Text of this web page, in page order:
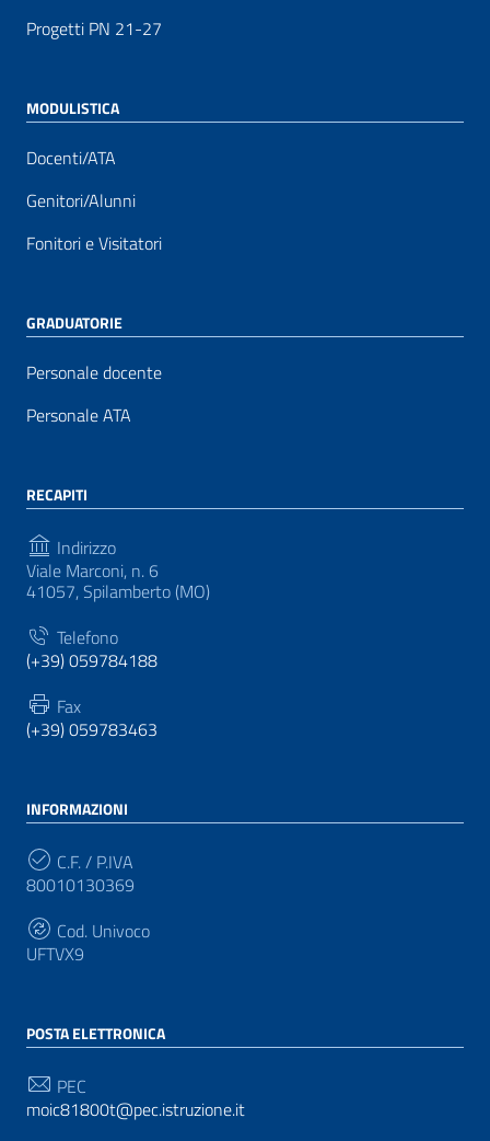
Progetti PN 21-27
MODULISTICA
Docenti/ATA
Genitori/Alunni
Fonitori e Visitatori
GRADUATORIE
Personale docente
Personale ATA
RECAPITI
Indirizzo
Viale Marconi, n. 6
41057, Spilamberto (MO)
Telefono
(+39) 059784188
Fax
(+39) 059783463
INFORMAZIONI
C.F. / P.IVA
80010130369
Cod. Univoco
UFTVX9
POSTA ELETTRONICA
PEC
moic81800t@pec.istruzione.it